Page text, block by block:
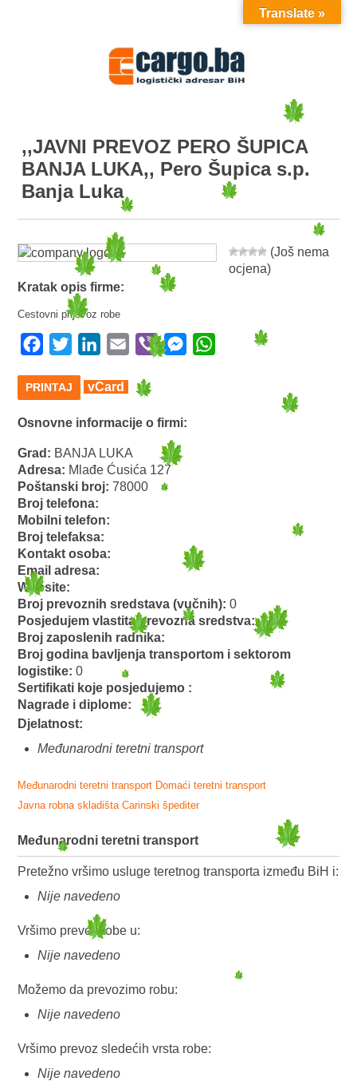
MENU
,,JAVNI PREVOZ PERO ŠUPICA
BANJA LUKA,, Pero Šupica s.p.
Banja Luka
(Još nema
ocjena)
Kratak opis firme:
Cestovni prijevoz robe
Facebook
Twitter LinkedInEmailViber MessengerWhatsApp
PRINTAJ vCard
Osnovne informacije o firmi:
Grad: BANJA LUKA
Adresa: Mlađe Ćusića 127
Poštanski broj:78000
Broj telefona:
Mobilni telefon:
Broj telefaksa:
Kontakt osoba:
Email adresa:
Website:
Broj prevoznih sredstava (vučnih):0
Posjedujem vlastita prevozna sredstva:
Broj zaposlenih radnika:
Broj godina bavljenja transportom i sektorom
logistike:0
Sertifikati koje posjedujemo :
Nagrade i diplome:
Djelatnost:
Međunarodni teretni transport
Međunarodni teretni transport Domaći teretni transport
Javna robna skladišta Carinski špediter
Međunarodni teretni transport
Pretežno vršimo usluge teretnog transporta između BiH i:
Nije navedeno
Vršimo prevoz robe u:
Nije navedeno
Možemo da prevozimo robu:
Nije navedeno
Vršimo prevoz sledećih vrsta robe:
Nije navedeno
Translate »